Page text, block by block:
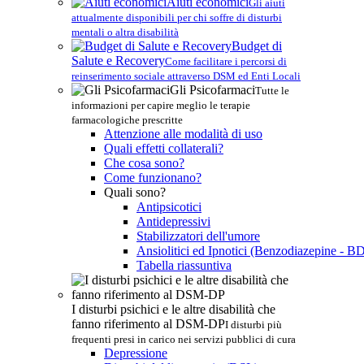
Gli aiuti
attualmente disponibili per chi soffre di disturbi
mentali o altra disabilità
Budget di
Salute e RecoveryCome facilitare i percorsi di
reinserimento sociale attraverso DSM ed Enti Locali
Gli PsicofarmaciTutte le
informazioni per capire meglio le terapie
farmacologiche prescritte
Attenzione alle modalità di uso
Quali effetti collaterali?
Che cosa sono?
Come funzionano?
Quali sono?
Antipsicotici
Antidepressivi
Stabilizzatori dell'umore
Ansiolitici ed Ipnotici (Benzodiazepine -
Tabella riassuntiva
I disturbi psichici e le altre disabilità che
fanno riferimento al DSM-DPI disturbi più
frequenti presi in carico nei servizi pubblici di cura
Depressione